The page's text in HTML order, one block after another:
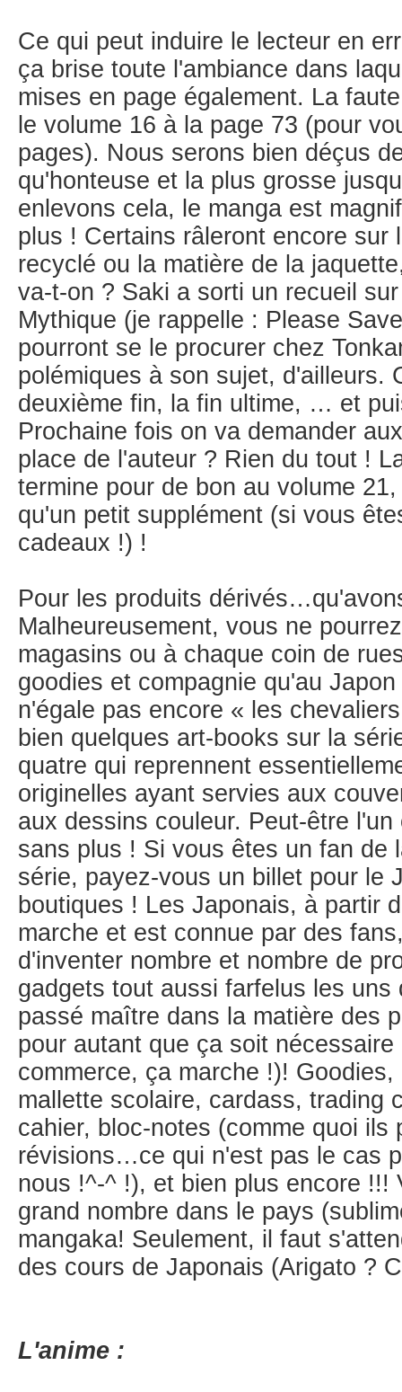
Ce qui peut induire le lecteur en
ça brise toute l'ambiance dans
mises en page également. La
le volume 16 à la page 73 (pour
pages). Nous serons bien déçus
qu'honteuse et la plus grosse
enlevons cela, le manga est
plus ! Certains râleront encore sur
recyclé ou la matière de la
va-t-on ? Saki a sorti un recueil
Mythique (je rappelle : Please
pourront se le procurer chez
polémiques à son sujet, d'ailleurs.
deuxième fin, la fin ultime, … et
Prochaine fois on va demander
place de l'auteur ? Rien du tout !
termine pour de bon au volume
qu'un petit supplément (si vous
cadeaux !) !
Pour les produits
Malheureusement, vous ne
magasins ou à chaque coin de
goodies et compagnie qu'au
n'égale pas encore « les
bien quelques art-books sur la
quatre qui reprennent
originelles ayant servies aux
aux dessins couleur. Peut-être
sans plus ! Si vous êtes un fan de
série, payez-vous un billet pour le
boutiques ! Les Japonais, à partir
marche et est connue par des
d'inventer nombre et nombre de
gadgets tout aussi farfelus les
passé maître dans la matière des
pour autant que ça soit nécessaire
commerce, ça marche !)!
mallette scolaire, cardass, trading
cahier, bloc-notes (comme quoi ils
révisions…ce qui n'est pas le cas
nous !^-^ !), et bien plus encore !!!
grand nombre dans le pays
mangaka! Seulement, il faut
des cours de Japonais (Arigato ?
L'anime :